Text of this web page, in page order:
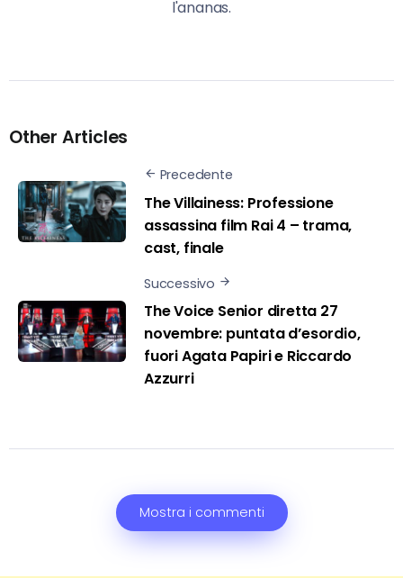
l'ananas.
Other Articles
Precedente
The Villainess: Professione
assassina film Rai 4 – trama,
cast, finale
Successivo
The Voice Senior diretta 27
novembre: puntata d’esordio,
fuori Agata Papiri e Riccardo
Azzurri
Mostra i commenti